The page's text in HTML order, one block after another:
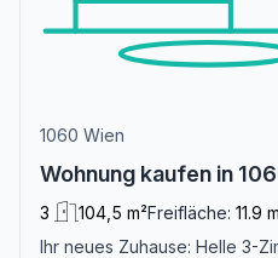
1060 Wien
Wohnung kaufen in
3 104,5 m²Freifläche: 11.9
Ihr neues Zuhause: Helle 3-